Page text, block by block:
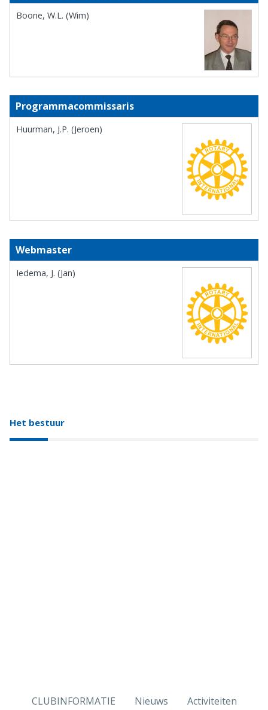
Boone, W.L. (Wim)
Programmacommissaris
Huurman, J.P. (Jeroen)
Webmaster
Iedema, J. (Jan)
Het bestuur
CLUBINFORMATIE Nieuws Activiteiten